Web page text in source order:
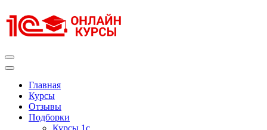
к
содержимому
Главная
Курсы
Отзывы
Подборки
Курсы 1с